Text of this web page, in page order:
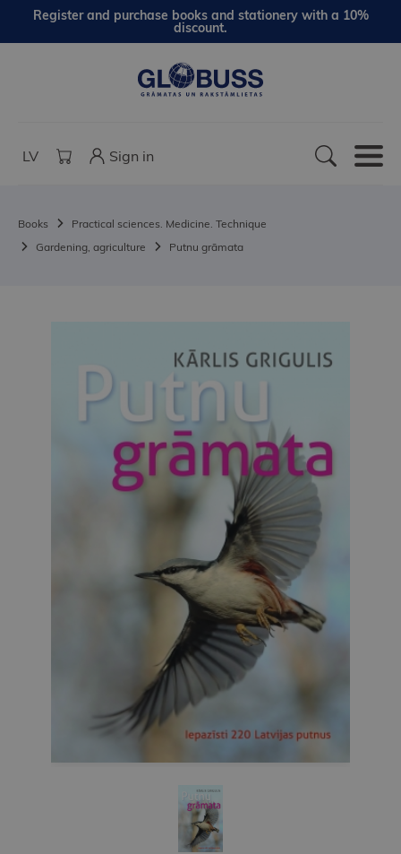
Register and purchase books and stationery with a 10%
discount.
LV Sign in
Books
Practical sciences. Medicine. Technique
Gardening, agriculture
Putnu grāmata